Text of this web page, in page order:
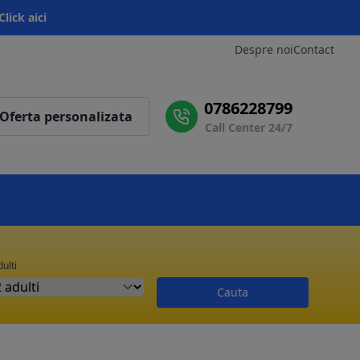
aici
Despre noiContact
Oferta personalizata 0786228799
Call Center 24/7
Cauta